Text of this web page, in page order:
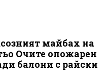
майбах на
Очите опожарен
балони с райски